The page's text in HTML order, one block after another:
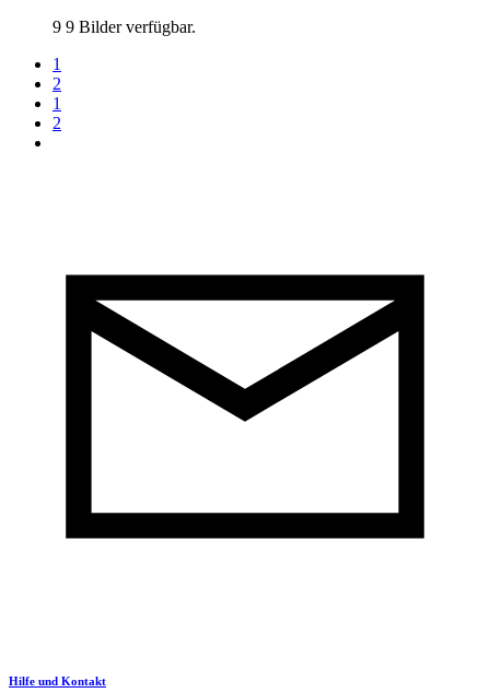
9 9 Bilder verfügbar.
1
2
1
2
Hilfe und Kontakt